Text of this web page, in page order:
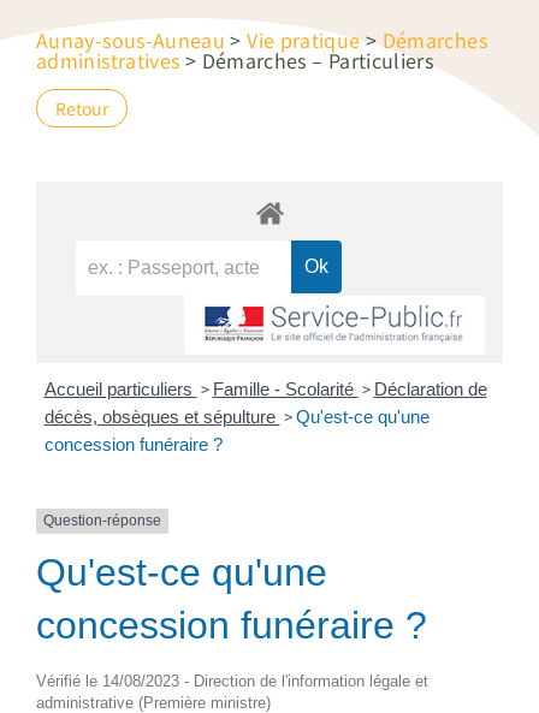
Aunay-sous-Auneau >Vie pratique>Démarches
administratives > Démarches – Particuliers
Retour
Accueil particuliers > Famille - Scolarité > Déclaration de
décès, obsèques et sépulture > Qu'est-ce qu'une
concession funéraire ?
Question-réponse
Qu'est-ce qu'une
concession funéraire ?
Vérifié le 14/08/2023 - Direction de l'information légale et
administrative (Première ministre)